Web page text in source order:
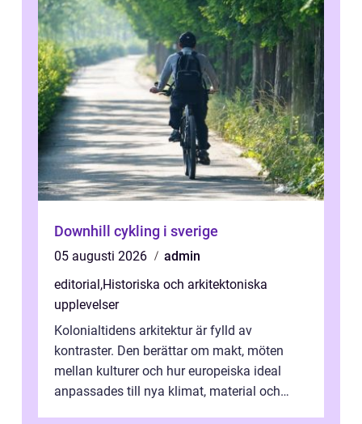
Downhill cykling i sverige
05 augusti 2026
admin
editorial ,Historiska och arkitektoniska
upplevelser
Kolonialtidens arkitektur är fylld av
kontraster. Den berättar om makt, möten
mellan kulturer och hur europeiska ideal
anpassades till nya klimat, material och